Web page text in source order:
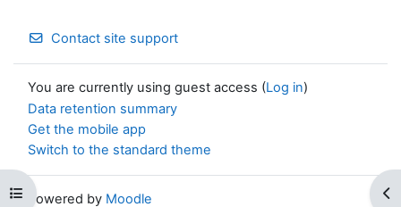
Open course index
Contact site support
You are currently using guest access (Log in)
Data retention summary
Get the mobile app
Switch to the standard theme
Powered by Moodle